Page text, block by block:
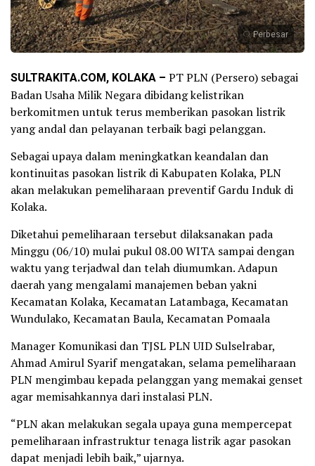
Perbesar
SULTRAKITA.COM, KOLAKA – PT PLN (Persero) sebagai
Badan Usaha Milik Negara dibidang kelistrikan
berkomitmen untuk terus memberikan pasokan listrik
yang andal dan pelayanan terbaik bagi pelanggan.
Sebagai upaya dalam meningkatkan keandalan dan
kontinuitas pasokan listrik di Kabupaten Kolaka, PLN
akan melakukan pemeliharaan preventif Gardu Induk di
Kolaka.
Diketahui pemeliharaan tersebut dilaksanakan pada
Minggu (06/10) mulai pukul 08.00 WITA sampai dengan
waktu yang terjadwal dan telah diumumkan. Adapun
daerah yang mengalami manajemen beban yakni
Kecamatan Kolaka, Kecamatan Latambaga, Kecamatan
Wundulako, Kecamatan Baula, Kecamatan Pomaala
Manager Komunikasi dan TJSL PLN UID Sulselrabar,
Ahmad Amirul Syarif mengatakan, selama pemeliharaan
PLN mengimbau kepada pelanggan yang memakai genset
agar memisahkannya dari instalasi PLN.
“PLN akan melakukan segala upaya guna mempercepat
pemeliharaan infrastruktur tenaga listrik agar pasokan
dapat menjadi lebih baik,” ujarnya.